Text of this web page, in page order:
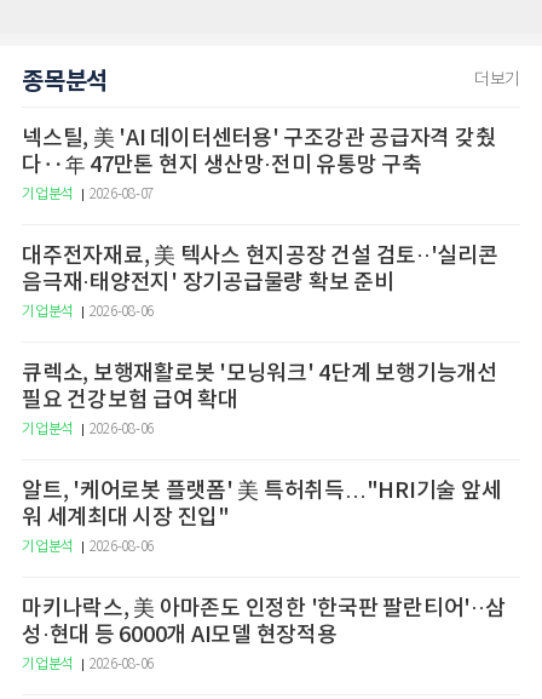
종목분석 더보기
넥스틸, 美 'AI 데이터센터용' 구조강관 공급자격 갖췄
다‥年 47만톤 현지 생산망·전미 유통망 구축
기업분석 2026-08-07
대주전자재료, 美 텍사스 현지공장 건설 검토··'실리콘
음극재·태양전지' 장기공급물량 확보 준비
기업분석 2026-08-06
큐렉소, 보행재활로봇 '모닝워크' 4단계 보행기능개선
필요 건강보험 급여 확대
기업분석 2026-08-06
알트, '케어로봇 플랫폼' 美 특허취득…"HRI기술 앞세
워 세계최대 시장 진입"
기업분석 2026-08-06
마키나락스, 美 아마존도 인정한 '한국판 팔란티어'··삼
성·현대 등 6000개 AI모델 현장적용
기업분석 2026-08-06